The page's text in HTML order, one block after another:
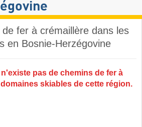
fer à crémaillère dans les
en Bosnie-Herzégovine
pas de chemins de fer à
skiables de cette région.